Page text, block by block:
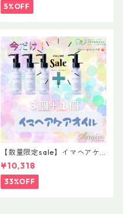
5%OFF
【数量限定sale】イマヘアケ
アオイル３＋１ キャンペー
ン 今だけまとめ買い 4個セ
ット
¥10,318
33%OFF